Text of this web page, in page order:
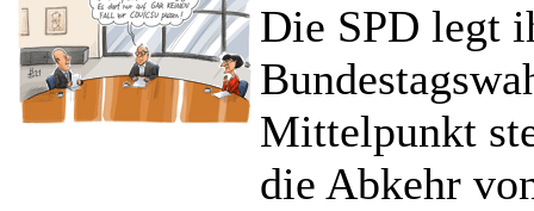
Die SPD legt
Mittelpunkt
die Abkehr